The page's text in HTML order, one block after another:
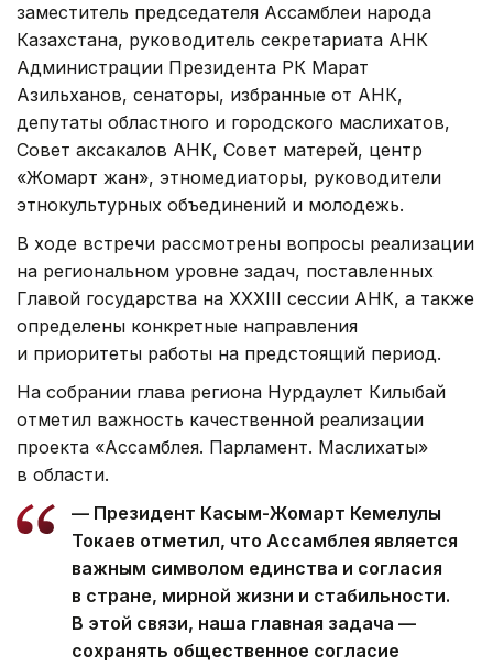
заместитель председателя Ассамблеи народа
Казахстана, руководитель секретариата АНК
Администрации Президента РК Марат
Азильханов, сенаторы, избранные от АНК,
депутаты областного и городского маслихатов,
Совет аксакалов АНК, Совет матерей, центр
«Жомарт жан», этномедиаторы, руководители
этнокультурных объединений и молодежь.
В ходе встречи рассмотрены вопросы реализации
на региональном уровне задач, поставленных
Главой государства на XXXIII сессии АНК, а также
определены конкретные направления
и приоритеты работы на предстоящий период.
На собрании глава региона Нурдаулет Килыбай
отметил важность качественной реализации
проекта «Ассамблея. Парламент. Маслихаты»
в области.
— Президент Касым-Жомарт Кемелулы
Токаев отметил, что Ассамблея является
важным символом единства и согласия
в стране, мирной жизни и стабильности.
В этой связи, наша главная задача —
сохранять общественное согласие